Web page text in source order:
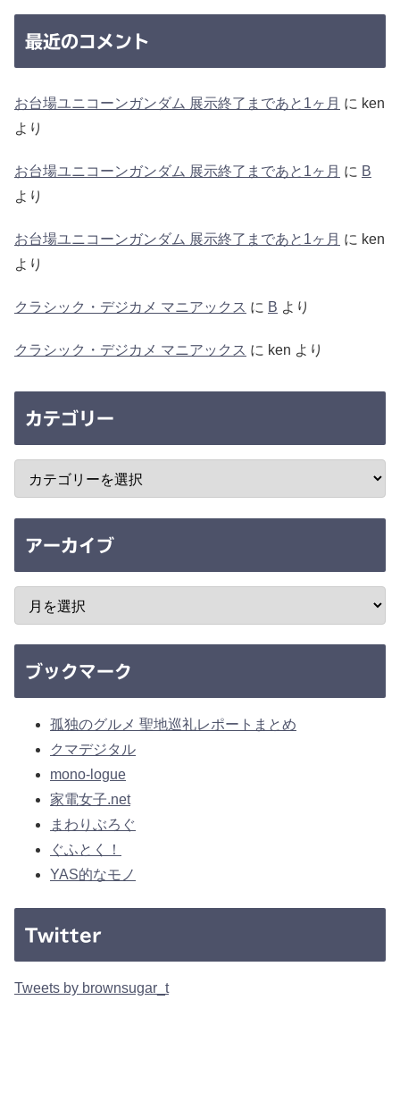
最近のコメント
お台場ユニコーンガンダム 展示終了まであと1ヶ月 に ken
より
お台場ユニコーンガンダム 展示終了まであと1ヶ月 に B
より
お台場ユニコーンガンダム 展示終了まであと1ヶ月 に ken
より
クラシック・デジカメ マニアックス に B より
クラシック・デジカメ マニアックス に ken より
カテゴリー
アーカイブ
ブックマーク
孤独のグルメ 聖地巡礼レポートまとめ
クマデジタル
mono-logue
家電女子.net
まわりぶろぐ
ぐふとく！
YAS的なモノ
Twitter
Tweets by brownsugar_t